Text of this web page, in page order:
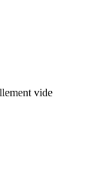
vide